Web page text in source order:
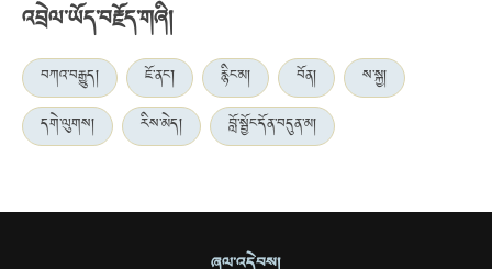
འབྲེལ་ཡོད་བརྗོད་གཞི།
བཀའ་བརྒྱུད། ཇོ་ནང་། རྙིང་མ། བོན།
ས་སྐྱ།
དགེ་ལུགས།
རིས་མེད། བློ་སྦྱོང་དོན་བདུན་མ།